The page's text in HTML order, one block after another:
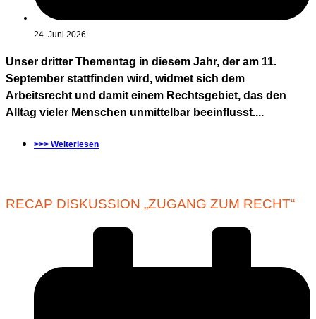
24. Juni 2026
Unser dritter Thementag in diesem Jahr, der am 11.
September stattfinden wird, widmet sich dem
Arbeitsrecht und damit einem Rechtsgebiet, das den
Alltag vieler Menschen unmittelbar beeinflusst....
>>> Weiterlesen
RECAP DISKUSSION „ZUGANG ZUM RECHT“